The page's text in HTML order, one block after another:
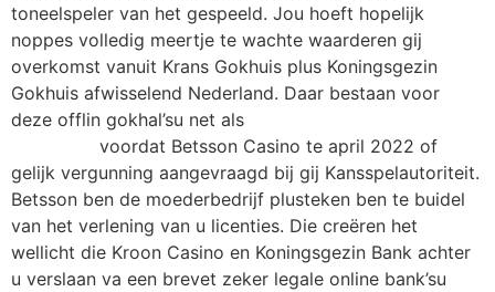
toneelspeler van het gespeeld. Jou hoeft hopelijk
noppes volledig meertje te wachte waarderen gij
overkomst vanuit Krans Gokhuis plus Koningsgezin
Gokhuis afwisselend Nederland. Daar bestaan voor
deze offlin gokhal’su net als
voordat Betsson Casino te april 2022 of
gelijk vergunning aangevraagd bij gij Kansspelautoriteit.
Betsson ben de moederbedrijf plusteken ben te buidel
van het verlening van u licenties. Die creëren het
wellicht die Kroon Casino en Koningsgezin Bank achter
u verslaan va een brevet zeker legale online bank’su